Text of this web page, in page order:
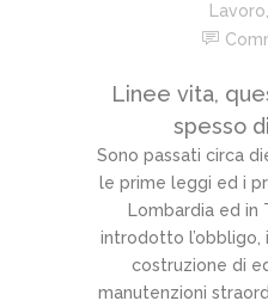
Lavoro
Linee vita,
spesso
Sono passati circa
le prime leggi ed i
Lombardia ed in
introdotto l’obbligo,
costruzione di
manutenzioni